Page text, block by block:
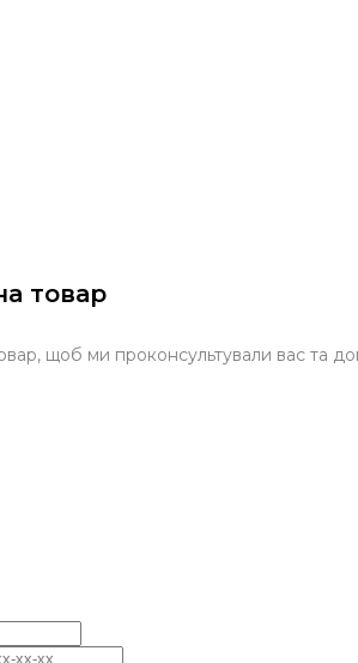
товар
щоб ми проконсультували вас та